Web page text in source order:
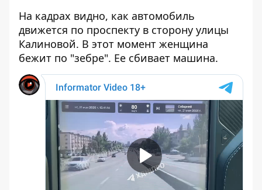
На кадрах видно, как автомобиль
движется по проспекту в сторону улицы
Калиновой. В этот момент женщина
бежит по "зебре". Ее сбивает машина.